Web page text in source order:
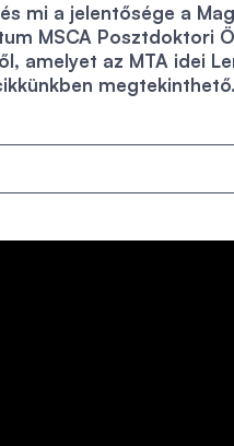
mi a jelentősége a
MSCA Posztdoktori
amelyet az MTA idei
megtekinthető.